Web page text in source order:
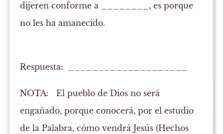
dijeren conforme a ________, es porque
no les ha amanecido.
Respuesta: ____________________
NOTA: El pueblo de Dios no será
engañado, porque conocerá, por el estudio
de la Palabra, cómo vendrá Jesús (Hechos